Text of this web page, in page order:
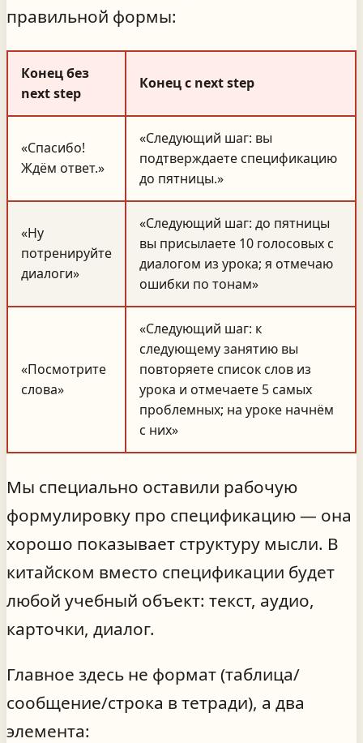
правильной формы:
Конец без
next step
Конец с next step
«Спасибо!
Ждём ответ.»
«Следующий шаг: вы
подтверждаете спецификацию
до пятницы.»
«Ну
потренируйте
диалоги»
«Следующий шаг: до пятницы
вы присылаете 10 голосовых с
диалогом из урока; я отмечаю
ошибки по тонам»
«Посмотрите
слова»
«Следующий шаг: к
следующему занятию вы
повторяете список слов из
урока и отмечаете 5 самых
проблемных; на уроке начнём
с них»
Мы специально оставили рабочую
формулировку про спецификацию — она
хорошо показывает структуру мысли. В
китайском вместо спецификации будет
любой учебный объект: текст, аудио,
карточки, диалог.
Главное здесь не формат (таблица/
сообщение/строка в тетради), а два
элемента: